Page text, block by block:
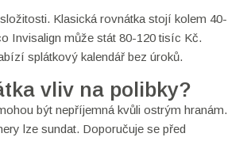
Klasická rovnátka stojí kolem 40-
Invisalign může stát 80-120 tisíc Kč.
splátkový kalendář bez úroků.
vliv na polibky?
být nepříjemná kvůli ostrým hranám.
lze sundat. Doporučuje se před